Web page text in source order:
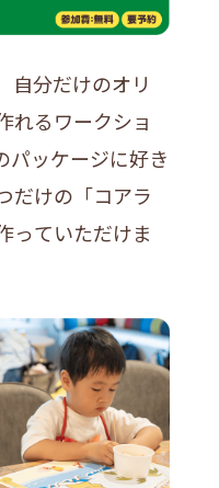
自分だけのオリ
れるワークショ
パッケージに好き
だけの「コアラ
っていただけま